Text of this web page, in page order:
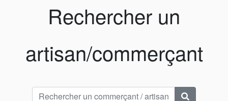
Rechercher un
artisan/commerçant